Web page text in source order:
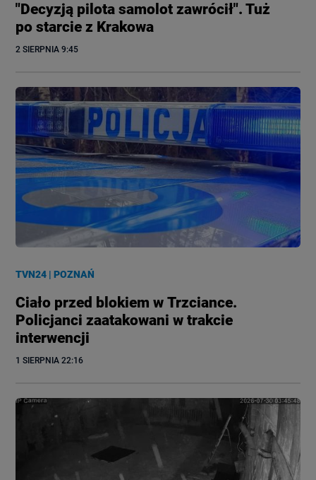
"Decyzją pilota samolot zawrócił". Tuż
po starcie z Krakowa
2 SIERPNIA 9:45
TVN24 |POZNAŃ
Ciało przed blokiem w Trzciance.
Policjanci zaatakowani w trakcie
interwencji
1 SIERPNIA 22:16